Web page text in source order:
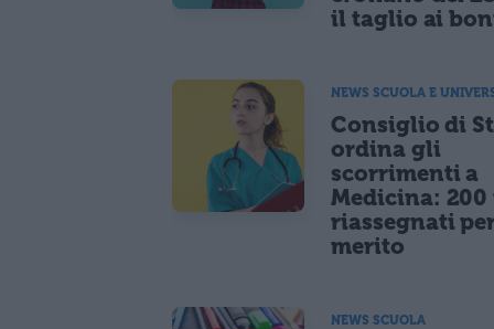
il taglio ai
NEWS SCUOLA E
Consiglio di
ordina gli
scorrimenti a
Medicina: 200
riassegnati
merito
NEWS SCUOLA